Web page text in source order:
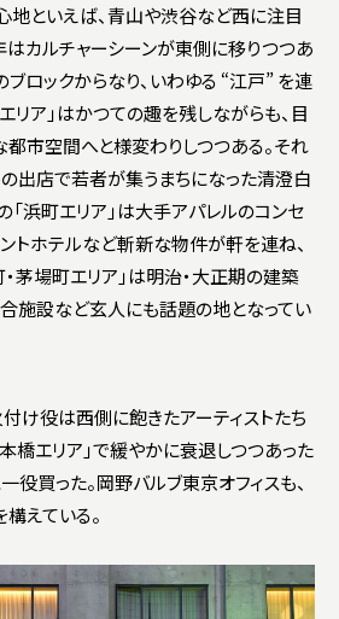
地といえば、青山や渋谷など西に注目
はカルチャーシーンが東側に移りつつあ
ブロックからなり、いわゆる “江戸” を連
リア」はかつての趣を残しながらも、目
市空間へと様変わりしつつある。それ
出店で若者が集うまちになった清澄白
浜町エリア」は大手アパレルのコンセ
トホテルなど斬新な物件が軒を連ね、
茅場町エリア」は明治・大正期の建築
合施設など玄人にも話題の地となってい
け役は西側に飽きたアーティストたち
橋エリア」で緩やかに衰退しつつあった
買った。岡野バルブ東京オフィスも、
えている。